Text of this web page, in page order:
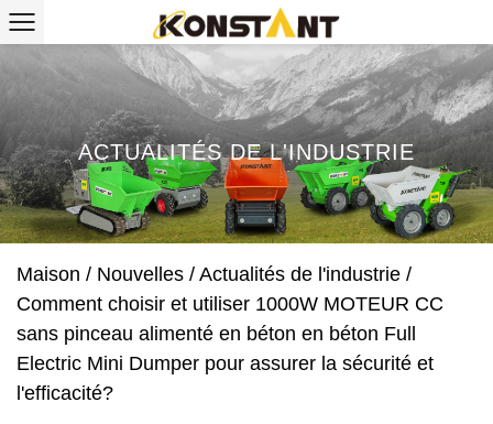
ACTUALITÉS DE L'INDUSTRIE
Maison / Nouvelles / Actualités de l'industrie /
Comment choisir et utiliser 1000W MOTEUR CC
sans pinceau alimenté en béton en béton Full
Electric Mini Dumper pour assurer la sécurité et
l'efficacité?